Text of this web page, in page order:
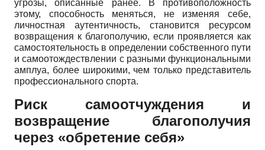
угрозы, описанные ранее. В противоположность
этому, способность меняться, не изменяя себе,
личностная аутентичность, становится ресурсом
возвращения к благополучию, если проявляется как
самостоятельность в определении собственного пути
и самоотождествлении с разными функциональными
амплуа, более широкими, чем только представитель
профессионального спорта.
Риск самоотчуждения и
возвращение благополучия
через «обретение себя»